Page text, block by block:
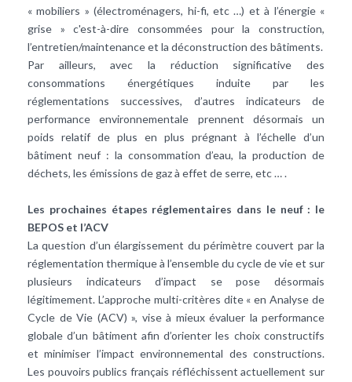
« mobiliers » (électroménagers, hi-fi, etc …) et à l’énergie «
grise » c'est-à-dire consommées pour la construction,
l’entretien/maintenance et la déconstruction des bâtiments.
Par ailleurs, avec la réduction significative des
consommations énergétiques induite par les
réglementations successives, d’autres indicateurs de
performance environnementale prennent désormais un
poids relatif de plus en plus prégnant à l’échelle d’un
bâtiment neuf : la consommation d’eau, la production de
déchets, les émissions de gaz à effet de serre, etc … .
Les prochaines étapes réglementaires dans le neuf : le
BEPOS et l’ACV
La question d’un élargissement du périmètre couvert par la
réglementation thermique à l’ensemble du cycle de vie et sur
plusieurs indicateurs d’impact se pose désormais
légitimement. L’approche multi-critères dite « en Analyse de
Cycle de Vie (ACV) », vise à mieux évaluer la performance
globale d’un bâtiment afin d’orienter les choix constructifs
et minimiser l’impact environnemental des constructions.
Les pouvoirs publics français réfléchissent actuellement sur